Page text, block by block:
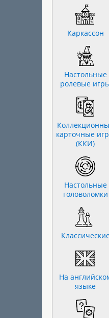
Каркассон
Настольные
ролевые
карточные
(ККИ)
Настольные
головоломки
На
языке